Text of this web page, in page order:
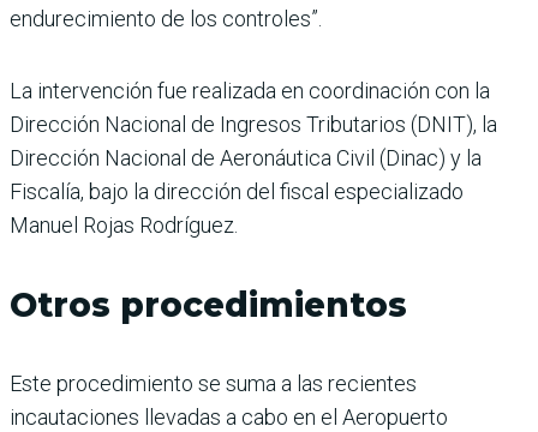
endurecimiento de los controles”.
La intervención fue realizada en coordinación con la
Dirección Nacional de Ingresos Tributarios (DNIT), la
Dirección Nacional de Aeronáutica Civil (Dinac) y la
Fiscalía, bajo la dirección del fiscal especializado
Manuel Rojas Rodríguez.
Otros procedimientos
Este procedimiento se suma a las recientes
incautaciones llevadas a cabo en el Aeropuerto